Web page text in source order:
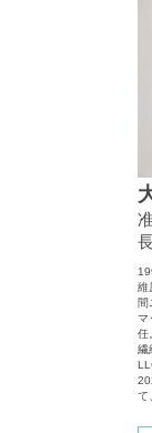
維
間
マ
任
繊
て